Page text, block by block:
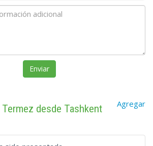
Agregar
desde Tashkent